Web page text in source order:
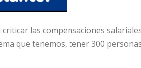
las compensaciones
que tenemos, tener 300